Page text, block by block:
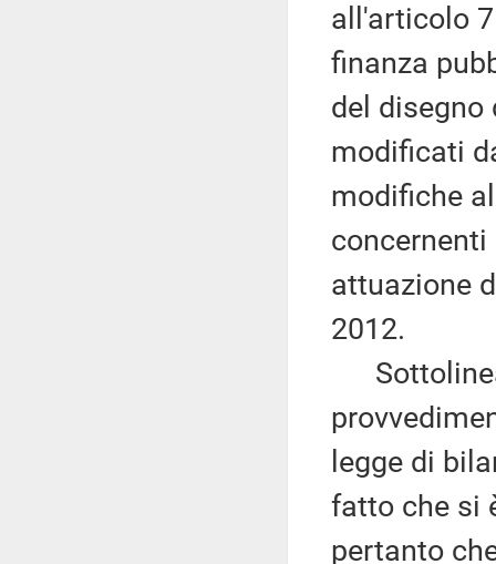
all'articolo
finanza
del
modificati
modifiche
attuazione
2012.
legge di
fatto che si
pertanto